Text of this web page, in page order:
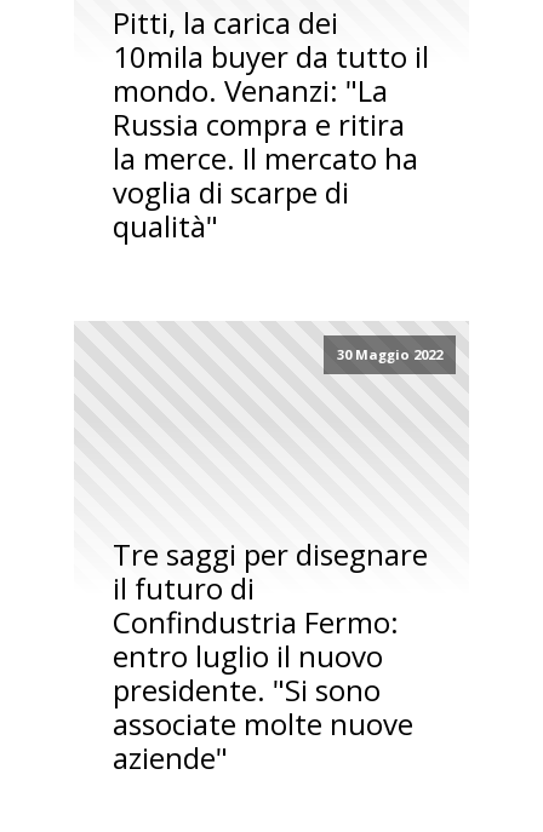
Pitti, la carica dei
10mila buyer da tutto il
mondo. Venanzi: "La
Russia compra e ritira
la merce. Il mercato ha
voglia di scarpe di
qualità"
30 Maggio 2022
Tre saggi per disegnare
il futuro di
Confindustria Fermo:
entro luglio il nuovo
presidente. "Si sono
associate molte nuove
aziende"